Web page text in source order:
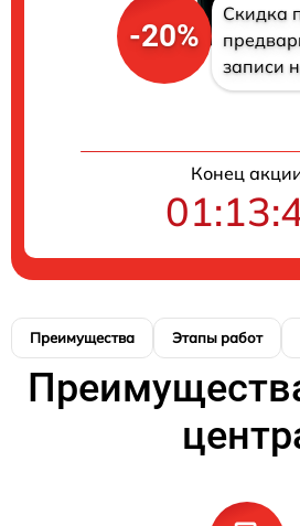
-20%
Скидка
записи
Конец
Преимущества Этапы работ